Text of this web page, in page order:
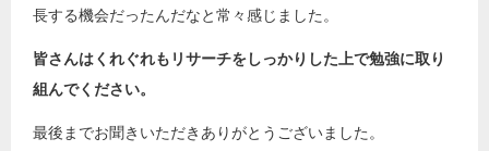
長する機会だったんだなと常々感じました。
皆さんはくれぐれもリサーチをしっかりした上で勉強に取り
組んでください。
最後までお聞きいただきありがとうございました。